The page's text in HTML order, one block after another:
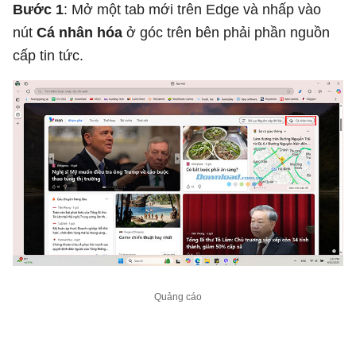
Bước 1: Mở một tab mới trên Edge và nhấp vào
nút Cá nhân hóa ở góc trên bên phải phần nguồn
cấp tin tức.